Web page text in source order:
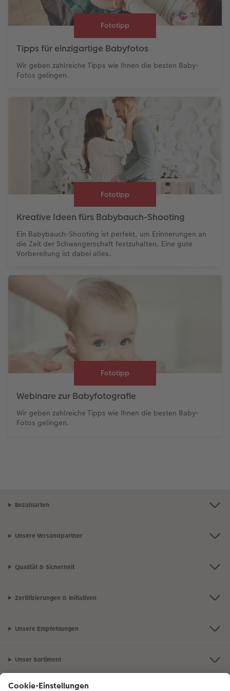
FOTOBUCH Groß.
Kleine und feine Varianten für das Babyalbum
Wir bieten Ihnen die Möglichkeit, Ihr Baby-Fotoalbum
kleinen und feinen Varianten zu gestalten. Mit dem
gemeinsam erneut erleben. Lassen Sie Erinnerungen 22
extradicken Seiten wiederaufleben oder verbinden Sie
diese gut greifen. So wird zusätzlich die Motorik geschult.
Sie haben viele Schnappschüsse des Nachwuchses auf Ihrem
Smartphone? Dann gestalten Sie aus diesen schnell und
CEWE FOTOBUCH Compact Quadratisch
handliche quadratische Formatmisst 15 x 15 cm und kann mit
bis zu 202 Seiten gestaltet werden. Gestalten Sie es einfach
und schnell mit derCEWE Fotowelt App
Fototipp
Tipps für einzigartige Babyfotos
Wir geben zahlreiche Tipps wie Ihnen die besten Baby-
Fotos gelingen.
Fototipp
Kreative Ideen fürs Babybauch-Shooting
Ein Babybauch-Shooting ist perfekt, um Erinnerungen an
die Zeit der Schwangerschaft festzuhalten. Eine gute
Vorbereitung ist dabei alles.
Fototipp
Webinare zur Babyfotografie
Wir geben zahlreiche Tipps wie Ihnen die besten Baby-
Fotos gelingen.
Bezahlarten
Unsere Versandpartner
Qualität & Sicherheit
Zertifizierungen & Initiativen
Unsere Empfehlungen
Unser Sortiment